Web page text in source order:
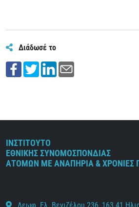
Διάδωσέ το
ΙΝΣΤΙΤΟΥΤΟ
ΕΘΝΙΚΗΣ ΣΥΝΟΜΟΣΠΟΝΔΙΑΣ
ΑΤΟΜΩΝ ΜΕ ΑΝΑΠΗΡΙΑ & ΧΡΟΝΙΕΣ